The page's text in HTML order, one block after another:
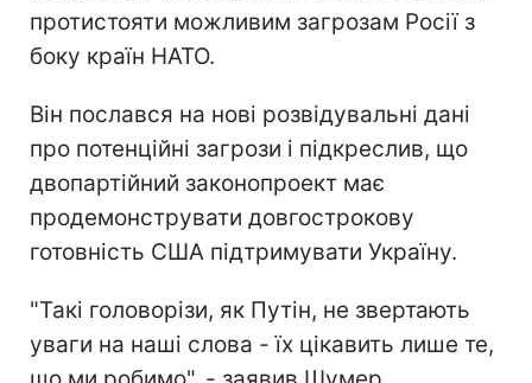
протистояти можливим загрозам Росії з
боку країн НАТО.
Він послався на нові розвідувальні дані
про потенційні загрози і підкреслив, що
двопартійний законопроект має
продемонструвати довгострокову
готовність США підтримувати Україну.
"Такі головорізи, як Путін, не звертають
уваги на наші слова - їх цікавить лише те,